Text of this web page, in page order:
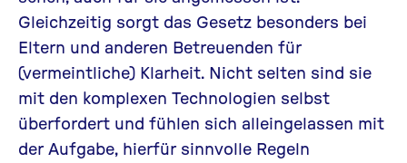
Gleichzeitig sorgt das Gesetz besonders bei
Eltern und anderen Betreuenden für
(vermeintliche) Klarheit. Nicht selten sind sie
mit den komplexen Technologien selbst
überfordert und fühlen sich alleingelassen mit
der Aufgabe, hierfür sinnvolle Regeln